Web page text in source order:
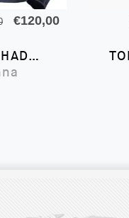
Il
originale
era:
€120,00Il
REVIT SHADE H2O